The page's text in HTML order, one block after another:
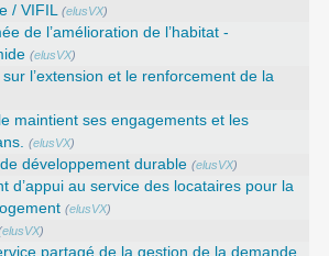
/ VIFIL (elusVX)
de l’amélioration de l’habitat -
(elusVX)
l’extension et le renforcement de la
maintient ses engagements et les
(elusVX)
développement durable (elusVX)
d’appui au service des locataires pour la
(elusVX)
elusVX)
partagé de la gestion de la demande